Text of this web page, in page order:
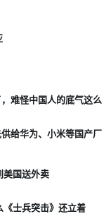
难怪中国人的底气这么
给华为、小米等国产厂
美国送外卖
《士兵突击》还立着